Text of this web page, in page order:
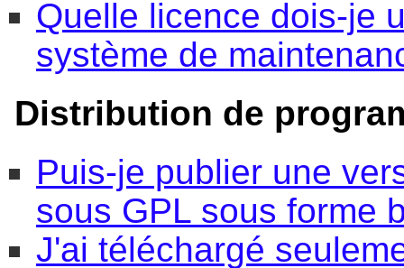
Quelle licence dois-je
système de
Distribution de
Puis-je publier une
sous GPL sous forme
J'ai téléchargé